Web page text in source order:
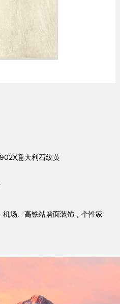
意大利石纹黄
机场、高铁站墙面装饰，个性家